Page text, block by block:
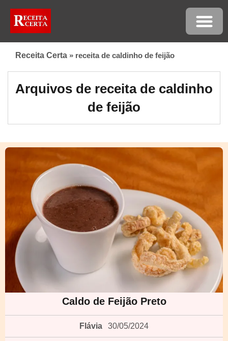
Receita Certa » receita de caldinho de feijão
Arquivos de receita de caldinho
de feijão
Caldo de Feijão Preto
Flávia 30/05/2024